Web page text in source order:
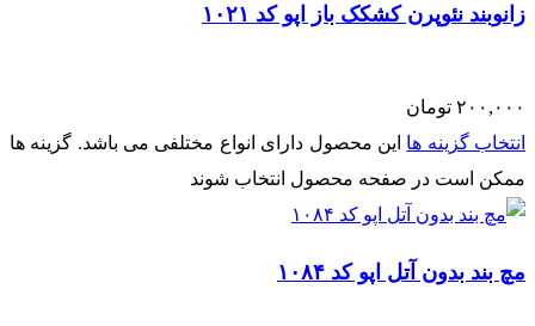
زانوبند نئوپرن کشکک باز اپو کد ۱۰۲۱
۲۰۰,۰۰۰ تومان
انتخاب گزینه ها این محصول دارای انواع مختلفی می باشد. گزینه ها
ممکن است در صفحه محصول انتخاب شوند
مچ بند بدون آتل اپو کد ۱۰۸۴